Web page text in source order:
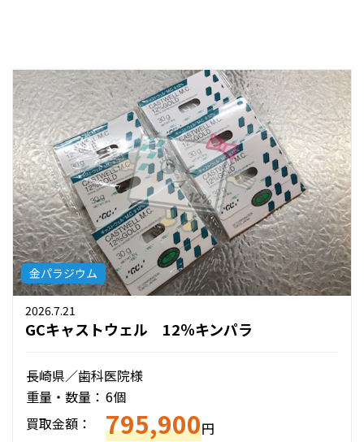
金パラジウム
2026.7.21
GCキャストウェル 12％キンパラ
長崎県／歯科医院様
重量・数量： 6個
買取金額：
795,900円